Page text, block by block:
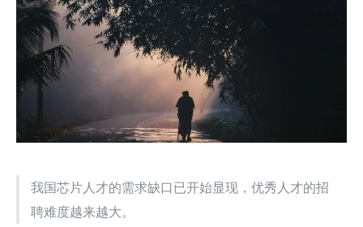
我国芯片人才的需求缺口已开始显现，优秀人才的招
聘难度越来越大。